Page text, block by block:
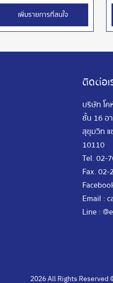
เพิ่มรายการที่สนใจ
ติดต่อเ
บริษัท โค
ชั้น 16 อ
สุขุมวิท
10110
Tel.02-
Fax.02-
Email :
Line :
2026All Rights Reserved